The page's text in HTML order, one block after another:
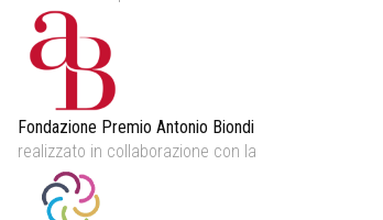
Fondazione Premio Antonio Biondi
realizzato in collaborazione con la